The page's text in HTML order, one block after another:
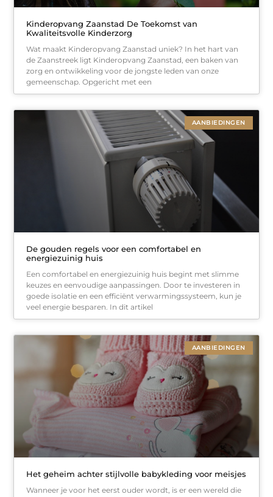
Kinderopvang Zaanstad De Toekomst van
Kwaliteitsvolle Kinderzorg
Wat maakt Kinderopvang Zaanstad uniek? In het hart van
de Zaanstreek ligt Kinderopvang Zaanstad, een baken van
zorg en ontwikkeling voor de jongste leden van onze
gemeenschap. Opgericht met een
AANBIEDINGEN
De gouden regels voor een comfortabel en
energiezuinig huis
Een comfortabel en energiezuinig huis begint met slimme
keuzes en eenvoudige aanpassingen. Door te investeren in
goede isolatie en een efficiënt verwarmingssysteem, kun je
veel energie besparen. In dit artikel
AANBIEDINGEN
Het geheim achter stijlvolle babykleding voor meisjes
Wanneer je voor het eerst ouder wordt, is er een wereld die